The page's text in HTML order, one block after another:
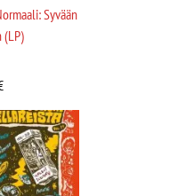
Syvään
(LP)